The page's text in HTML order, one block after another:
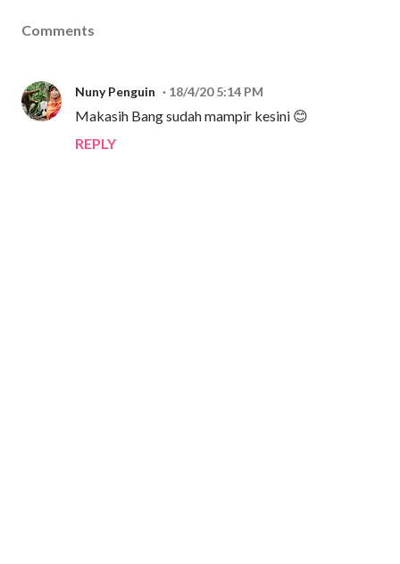
Comments
Nuny Penguin 18/4/20 5:14 PM
Makasih Bang sudah mampir kesini 😊
REPLY